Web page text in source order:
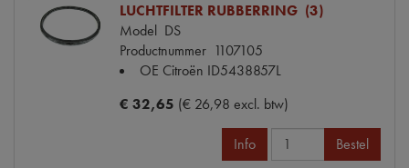
LUCHTFILTER RUBBERRING (3)
Model DS
Productnummer 1107105
OE Citroën ID5438857L
€ 32,65 (€ 26,98 excl. btw)
Info Bestel